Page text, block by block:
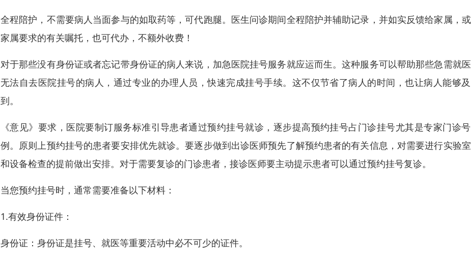
全程陪护，不需要病人当面参与的如取药等，可代跑腿。医生问诊期间全程陪护并辅助记录，并如实反馈给家属，
家属要求的有关嘱托，也可代办，不额外收费！
对于那些没有身份证或者忘记带身份证的病人来说，加急医院挂号服务就应运而生。这种服务可以帮助那些急需就
无法自去医院挂号的病人，通过专业的办理人员，快速完成挂号手续。这不仅节省了病人的时间，也让病人能够
到。
《意见》要求，医院要制订服务标准引导患者通过预约挂号就诊，逐步提高预约挂号占门诊挂号尤其是专家门诊
例。原则上预约挂号的患者要安排优先就诊。要逐步做到出诊医师预先了解预约患者的有关信息，对需要进行实验
和设备检查的提前做出安排。对于需要复诊的门诊患者，接诊医师要主动提示患者可以通过预约挂号复诊。
当您预约挂号时，通常需要准备以下材料：
1.有效身份证件：
身份证：身份证是挂号、就医等重要活动中必不可少的证件。